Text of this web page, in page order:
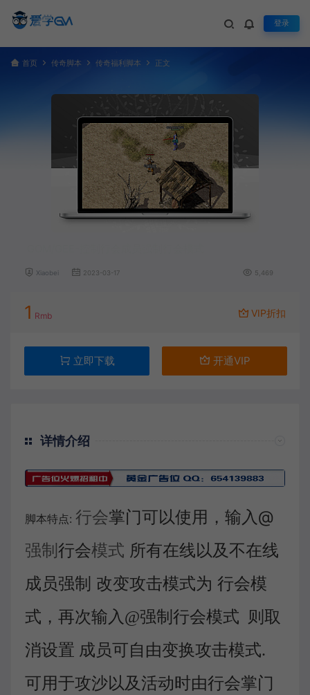
登录
首页 传奇脚本 传奇福利脚本 正文
Xiaobei 2023-03-17 5,469
1 Rmb VIP折扣
立即下载 开通VIP
详情介绍
脚本特点: 行会掌门可以使用，输入@
强制 行会模式 所有在线以及不在线
成员强制 改变攻击模式为 行会模
式， 再次输入@强制行会模式 则取
消设置 成员可自由变换攻击模式.
可用于攻沙以及活动时由行会掌门